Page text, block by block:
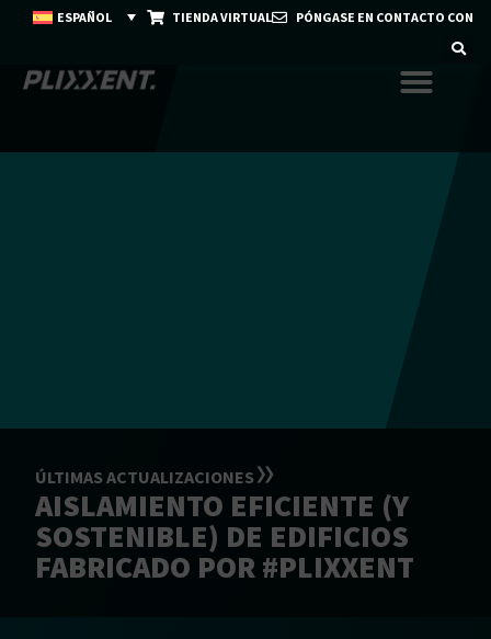
ESPAÑOL TIENDA VIRTUAL PÓNGASE EN CONTACTO CON
ÚLTIMAS ACTUALIZACIONES
AISLAMIENTO EFICIENTE (Y
SOSTENIBLE) DE EDIFICIOS
FABRICADO POR #PLIXXENT